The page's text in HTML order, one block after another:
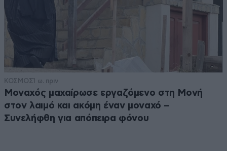
ΚΟΣΜΟΣ1 ω. πριν
Μοναχός μαχαίρωσε εργαζόμενο στη Μονή
στον λαιμό και ακόμη έναν μοναχό –
Συνελήφθη για απόπειρα φόνου